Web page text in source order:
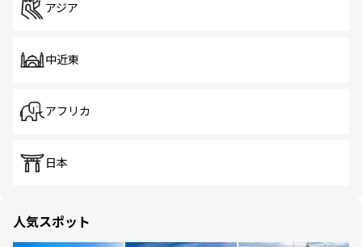
アジア
中近東
アフリカ
日本
人気スポット